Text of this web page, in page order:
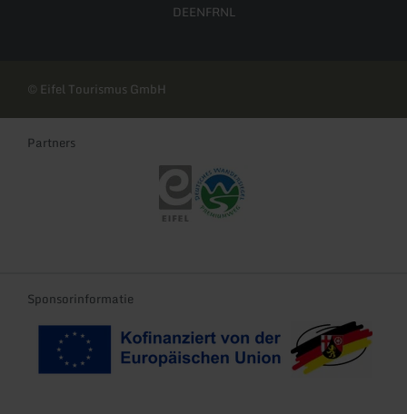
DEENFRNL
© Eifel Tourismus GmbH
Partners
Eifel Tourismus
Deutsches Wandersiegel
Sponsorinformatie
Ko-Finanziert von der EU Landeswappen